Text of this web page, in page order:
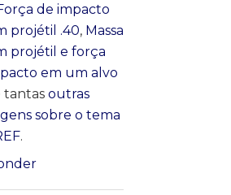
de impacto
projétil .40, Massa
projétil e força
em um alvo
outras
sobre o tema
.